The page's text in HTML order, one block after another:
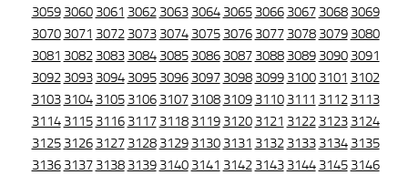
3059 3060 3061 3062 3063 3064 3065 3066 3067 3068 3069
3070 3071 3072 3073 3074 3075 3076 3077 3078 3079 3080
3081 3082 3083 3084 3085 3086 3087 3088 3089 3090 3091
3092 3093 3094 3095 3096 3097 3098 3099 3100 3101 3102
3103 3104 3105 3106 3107 3108 3109 3110 3111 3112 3113
3114 3115 3116 3117 3118 3119 3120 3121 3122 3123 3124
3125 3126 3127 3128 3129 3130 3131 3132 3133 3134 3135
3136 3137 3138 3139 3140 3141 3142 3143 3144 3145 3146